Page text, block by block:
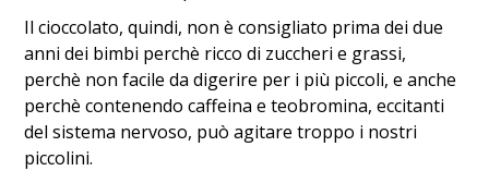
Il cioccolato, quindi, non è consigliato prima dei due
anni dei bimbi perchè ricco di zuccheri e grassi,
perchè non facile da digerire per i più piccoli, e anche
perchè contenendo caffeina e teobromina, eccitanti
del sistema nervoso, può agitare troppo i nostri
piccolini.